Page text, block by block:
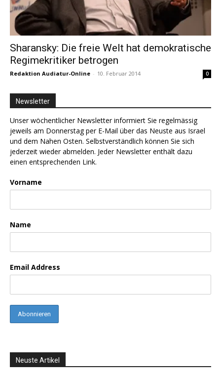
Sharansky: Die freie Welt hat demokratische
Regimekritiker betrogen
Redaktion Audiatur-Online - 10. Februar 2014 0
Newsletter
Unser wöchentlicher Newsletter informiert Sie regelmässig
jeweils am Donnerstag per E-Mail über das Neuste aus Israel
und dem Nahen Osten. Selbstverständlich können Sie sich
jederzeit wieder abmelden. Jeder Newsletter enthält dazu
einen entsprechenden Link.
Vorname
Name
Email Address
Neuste Artikel